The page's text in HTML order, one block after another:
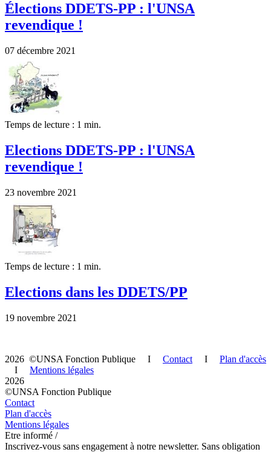
Élections DDETS-PP : l'UNSA
revendique !
07 décembre 2021
Temps de lecture : 1 min.
Elections DDETS-PP : l'UNSA
revendique !
23 novembre 2021
Temps de lecture : 1 min.
Elections dans les DDETS/PP
19 novembre 2021
2026 ©UNSA Fonction Publique I Contact I Plan d'accès
I Mentions légales
2026
©UNSA Fonction Publique
Contact
Plan d'accès
Mentions légales
Etre informé /
Inscrivez-vous sans engagement à notre newsletter. Sans obligation